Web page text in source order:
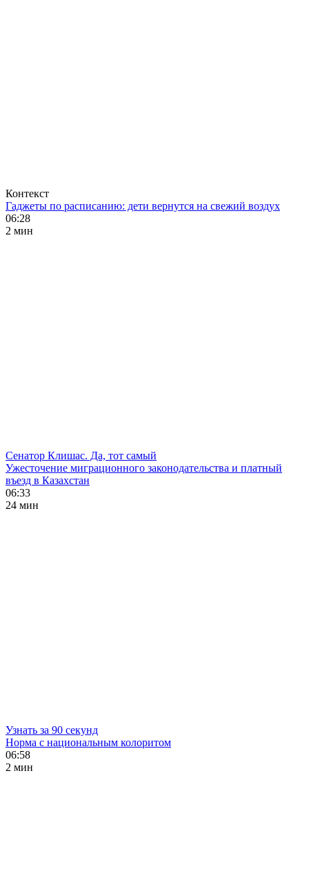
Контекст
Гаджеты по расписанию: дети вернутся на свежий воздух
06:28
2 мин
Сенатор Клишас. Да, тот самый
Ужесточение миграционного законодательства и платный
въезд в Казахстан
06:33
24 мин
Узнать за 90 секунд
Норма с национальным колоритом
06:58
2 мин